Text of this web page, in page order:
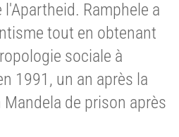
Ramphele a
tout en obtenant
sociale à
1991, un an après la
de prison après